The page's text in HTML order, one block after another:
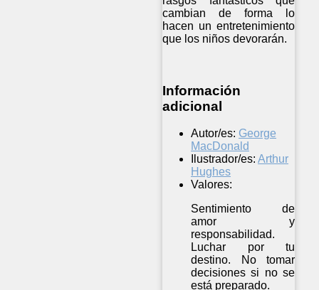
cambian de forma lo
hacen un entretenimiento
que los niños devorarán.
Información
adicional
Autor/es: George
MacDonald
Ilustrador/es: Arthur
Hughes
Valores:
Sentimiento de
amor y
responsabilidad.
Luchar por tu
destino. No tomar
decisiones si no se
está preparado.